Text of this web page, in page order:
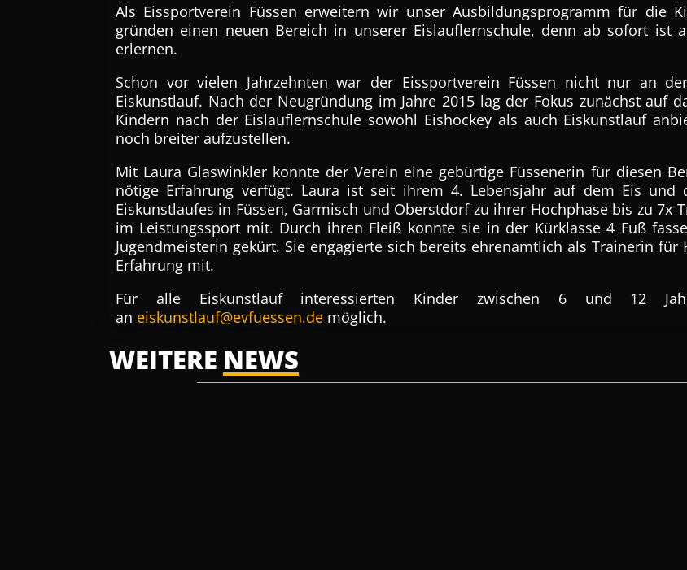
Als Eissportverein Füssen erweitern wir unser Ausbildungsprogramm für die
gründen einen neuen Bereich in unserer Eislauflernschule, denn ab sofort ist
erlernen.
Schon vor vielen Jahrzehnten war der Eissportverein Füssen nicht nur an
Eiskunstlauf. Nach der Neugründung im Jahre 2015 lag der Fokus zunächst auf
Kindern nach der Eislauflernschule sowohl Eishockey als auch Eiskunstlauf
noch breiter aufzustellen.
Mit Laura Glaswinkler konnte der Verein eine gebürtige Füssenerin für diesen
nötige Erfahrung verfügt. Laura ist seit ihrem 4. Lebensjahr auf dem Eis und
Eiskunstlaufes in Füssen, Garmisch und Oberstdorf zu ihrer Hochphase bis zu 7x
im Leistungssport mit. Durch ihren Fleiß konnte sie in der Kürklasse 4 Fuß
Jugendmeisterin gekürt. Sie engagierte sich bereits ehrenamtlich als Trainerin
Erfahrung mit.
Für alle Eiskunstlauf interessierten Kinder zwischen 6 und 12
an eiskunstlauf@evfuessen.de möglich.
WEITERE NEWS